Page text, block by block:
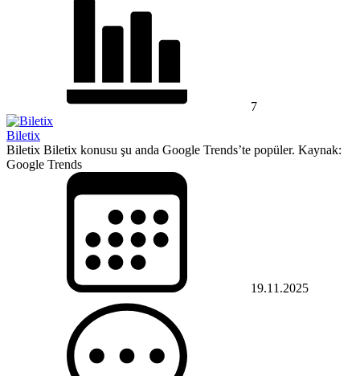
7
Biletix
Biletix Biletix konusu şu anda Google Trends’te popüler. Kaynak:
Google Trends
19.11.2025